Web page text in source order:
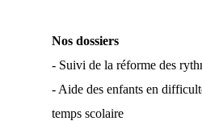
Nos dossiers
- Suivi de la réforme des
- Aide des enfants en
temps scolaire